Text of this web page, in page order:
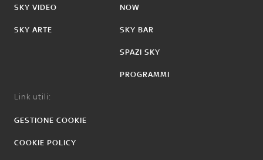
SKY VIDEO
SKY ARTE
NOW
SKY BAR
SPAZI SKY
PROGRAMMI
Link utili:
GESTIONE COOKIE
COOKIE POLICY